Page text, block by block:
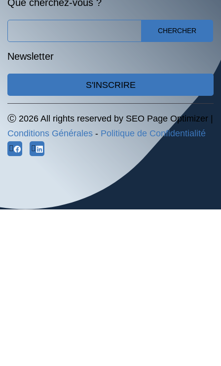
Que cherchez-vous ?
CHERCHER
Newsletter
S'INSCRIRE
Ⓒ 2026 All rights reserved by SEO Page Optimizer |
Conditions Générales - Politique de Confidentialité